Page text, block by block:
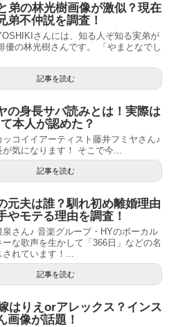
弟の林光樹画像が激似？現在
弟不仲説を調査！
さんには、知る人ぞ知る実弟が
優の林光樹さんです。 「やまとなでし
記事を読む
の身長サバ読みとは！実際は
本人が認めた？
ッコイイアーティスト藤井フミヤさん♪
気になります！ そこで今...
記事を読む
元夫は誰？馴れ初め離婚理由
やモテる理由を調査！
泉さん♪ 音楽グループ・HYのボーカル
ーな歌声を生かして「366日」などの名
れています！...
記事を読む
はりえorアレックス？インス
画像が話題！